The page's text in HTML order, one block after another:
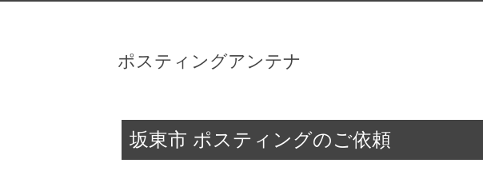
ポスティングアンテナ
坂東市 ポスティングのご依頼